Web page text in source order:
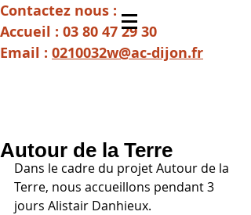
Contactez nous :
Accueil : 03 80 47 29 30
Email : 0210032w@ac-dijon.fr
Autour de la Terre
Dans le cadre du projet Autour de la
Terre, nous accueillons pendant 3
jours Alistair Danhieux.